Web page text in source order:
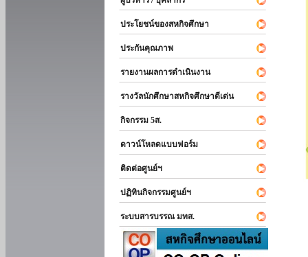
ประโยชน์ของสหกิจศึกษา
ประกันคุณภาพ
รายงานผลการดำเนินงาน
รางวัลนักศึกษาสหกิจศึกษาดีเด่น
กิจกรรม 5ส.
ดาวน์โหลดแบบฟอร์ม
ติดต่อศูนย์ฯ
ปฏิทินกิจกรรมศูนย์ฯ
ระบบสารบรรณ มทส.